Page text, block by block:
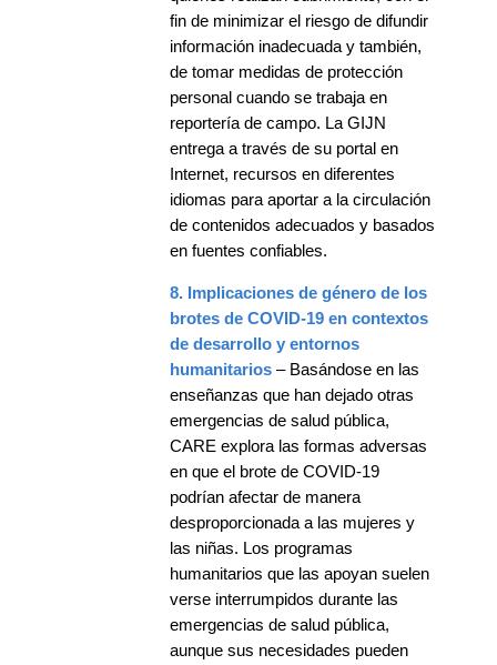
fin de minimizar el riesgo de difundir
información inadecuada y también,
de tomar medidas de protección
personal cuando se trabaja en
reportería de campo. La GIJN
entrega a través de su portal en
Internet, recursos en diferentes
idiomas para aportar a la circulación
de contenidos adecuados y basados
en fuentes confiables.
8. Implicaciones de género de los
brotes de COVID-19 en contextos
de desarrollo y entornos
humanitarios – Basándose en las
enseñanzas que han dejado otras
emergencias de salud pública,
CARE explora las formas adversas
en que el brote de COVID-19
podrían afectar de manera
desproporcionada a las mujeres y
las niñas. Los programas
humanitarios que las apoyan suelen
verse interrumpidos durante las
emergencias de salud pública,
aunque sus necesidades pueden